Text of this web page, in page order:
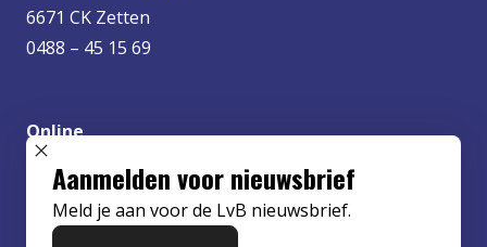
6671 CK Zetten
0488 – 45 15 69
Online
info@lvbueren.nl
SLUIT POPUP
Aanmelden voor nieuwsbrief
Meld je aan voor de LvB nieuwsbrief.